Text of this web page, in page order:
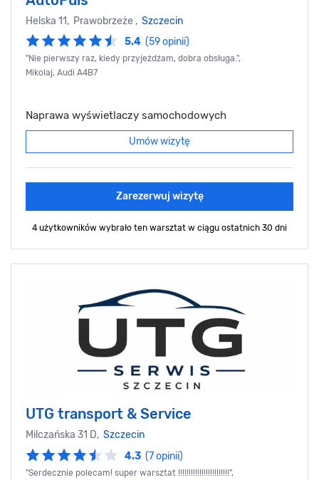
Helska 11, Prawobrzeże , Szczecin
5.4 (59 opinii)
"Nie pierwszy raz, kiedy przyjeżdżam, dobra obsługa.",
Mikolaj, Audi A4B7
Naprawa wyświetlaczy samochodowych
Umów wizytę
Zarezerwuj wizytę
4 użytkowników wybrało ten warsztat w ciągu ostatnich 30 dni
UTG transport & Service
Milczańska 31 D, Szczecin
4.3 (7 opinii)
"Serdecznie polecam! super warsztat !!!!!!!!!!!!!!!!!!!!!!!!",